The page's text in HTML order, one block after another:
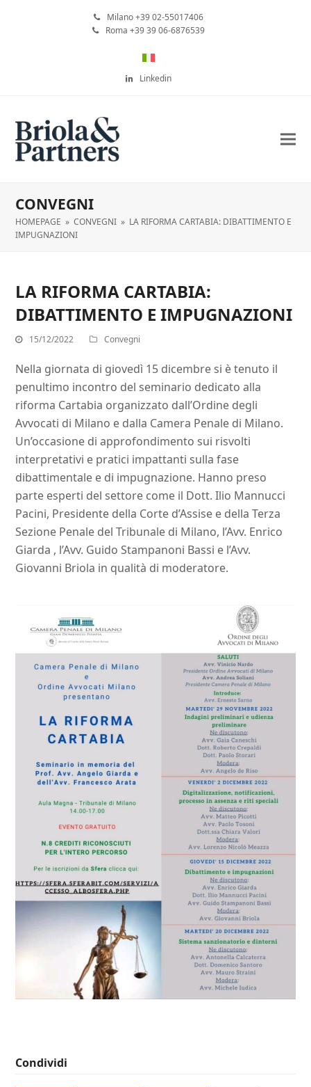
Milano +39 02-55017406
Roma +39 39 06-6876539
Linkedin
CONVEGNI
HOMEPAGE » CONVEGNI » LA RIFORMA CARTABIA: DIBATTIMENTO E
IMPUGNAZIONI
LA RIFORMA CARTABIA:
DIBATTIMENTO E IMPUGNAZIONI
15/12/2022 Convegni
Nella giornata di giovedì 15 dicembre si è tenuto il
penultimo incontro del seminario dedicato alla
riforma Cartabia organizzato dall’Ordine degli
Avvocati di Milano e dalla Camera Penale di Milano.
Un’occasione di approfondimento sui risvolti
interpretativi e pratici impattanti sulla fase
dibattimentale e di impugnazione. Hanno preso
parte esperti del settore come il Dott. Ilio Mannucci
Pacini, Presidente della Corte d’Assise e della Terza
Sezione Penale del Tribunale di Milano, l’Avv. Enrico
Giarda , l’Avv. Guido Stampanoni Bassi e l’Avv.
Giovanni Briola in qualità di moderatore.
Condividi